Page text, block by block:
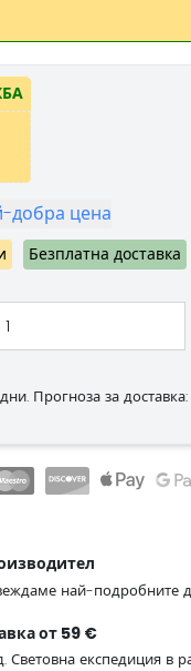
добра цена
Безплатна доставка
Прогноза за
най-подробните
от 59 €
Световна експедиция в